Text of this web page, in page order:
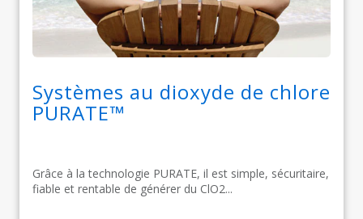
Systèmes au dioxyde de chlore
PURATE™
Grâce à la technologie PURATE, il est simple, sécuritaire,
fiable et rentable de générer du ClO2...